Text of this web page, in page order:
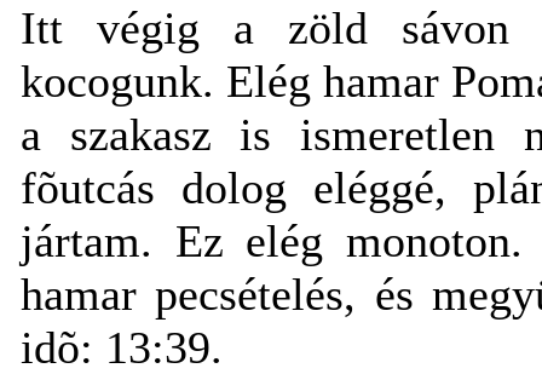
Itt végig a zöld sávon
kocogunk. Elég hamar
a szakasz is ismeretlen
fõutcás dolog eléggé,
jártam. Ez elég
hamar pecsételés, és
idõ: 13:39.